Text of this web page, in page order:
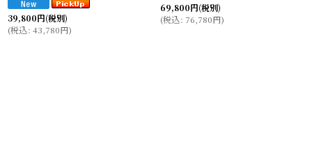
39,800円(税別)
(税込: 43,780円)
69,800円(税別)
(税込: 76,780円)